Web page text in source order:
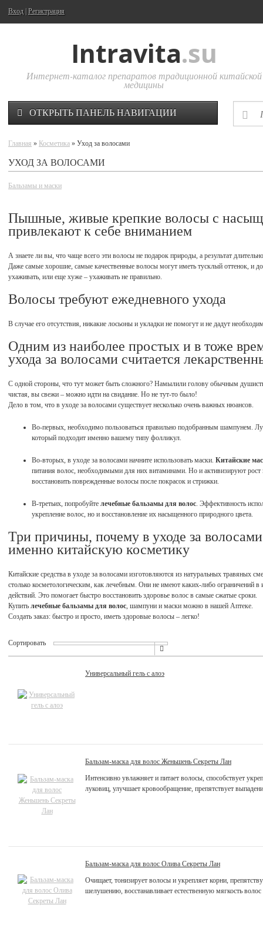
Вход Регистрация
Intravita.su
Интернет-каталог препаратов традиционной китайской
медицины
ОТКРЫТЬ ПАНЕЛЬ НАВИГАЦИИ
Главная » Косметика » Уход за волосами
УХОД ЗА ВОЛОСАМИ
Бальзамы и маски
Пышные, живые крепкие волосы с
привлекают к себе вниманием
А знаете ли вы, что чаще всего эти волосы не подарок природы, а результат
Даже самые хорошие, самые качественные волосы могут иметь тусклый оттенок, и
ухаживать, или еще хуже – ухаживать не правильно.
Волосы требуют ежедневного ухода
В случае его отсутствия, никакие лосьоны и укладки не помогут и не дадут
Одним из наиболее простых и в тоже
ухода за волосами считается
С одной стороны, что тут может быть сложного? Намылили голову обычным
чистая, вы свежи – можно идти на свидание. Но не тут-то было!
Дело в том, что в уходе за волосами существует несколько очень важных нюансов.
Во-первых, необходимо пользоваться правильно подобранным шампунем.
который подходит именно вашему типу фолликул.
Во-вторых, в уходе за волосами начните использовать маски. Китайские
питания волос, необходимыми для них витаминами. Но и активизируют
восстановить поврежденные волосы после покрасок и стрижки.
В-третьих, попробуйте лечебные бальзамы для волос. Эффективность
укрепление волос, но и восстановление их насыщенного природного цвета.
Три причины, почему в уходе за
именно китайскую косметику
Китайские средства в уходе за волосами изготовляются из натуральных травяных
столько косметологическим, как лечебным. Они не имеют каких-либо ограничений
действий. Это помогает быстро восстановить здоровье волос в самые сжатые сроки.
Купить лечебные бальзамы для волос, шампуни и маски можно в нашей Аптеке.
Создать заказ: быстро и просто, иметь здоровые волосы – легко!
Сортировать
Универсальный гель с алоэ
Бальзам-маска для волос Женьшень Секреты Лан
Интенсивно увлажняет и питает волосы, способствует
луковиц, улучшает кровообращение, препятствует
Бальзам-маска для волос Олива Секреты Лан
Очищает, тонизирует волосы и укрепляет корни,
шелушению, восстанавливает естественную мягкость волос